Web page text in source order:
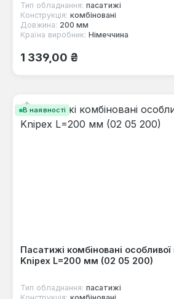
Тип обладнання: пасатижі
Конструкція: комбіновані
Довжина: 200 мм
Країна виробник: Німеччина
Звичайна ціна:
1 339,00 ₴
В наявності
Пасатижі комбіновані
Knipex L=200 мм (02 05 200)
Тип обладнання: пасатижі